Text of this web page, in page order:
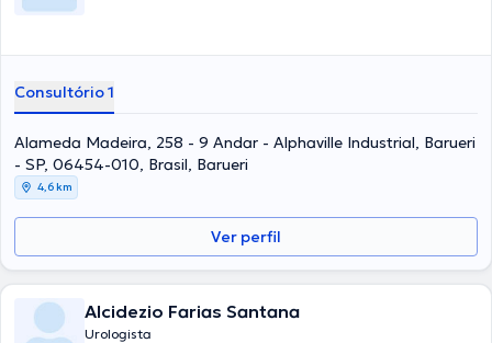
Consultório 1
Alameda Madeira, 258 - 9 Andar - Alphaville Industrial, Barueri
- SP, 06454-010, Brasil, Barueri
4,6 km
Ver perfil
Alcidezio Farias Santana
Urologista